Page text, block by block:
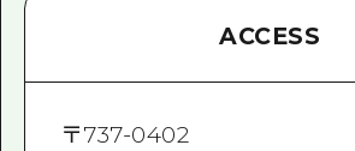
ACCESS
〒737-0402